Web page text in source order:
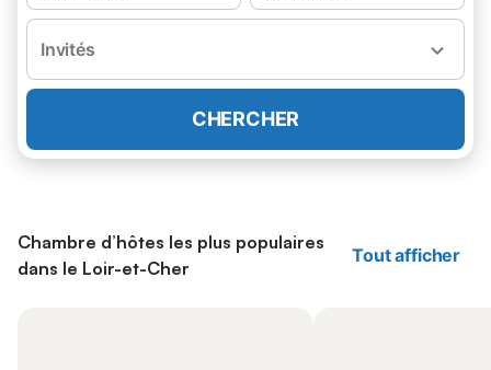
Invités
CHERCHER
Chambre d’hôtes les plus populaires
dans le Loir-et-Cher
Tout afficher